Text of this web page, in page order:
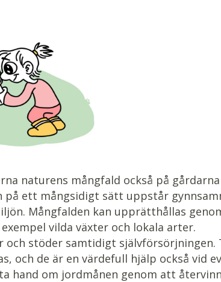
naturens mångfald också på
ett mångsidigt sätt uppstår
Mångfalden kan upprätthållas
vilda växter och lokala arter.
stöder samtidigt självförsörjningen.
och de är en värdefull hjälp också vid
hand om jordmånen genom att